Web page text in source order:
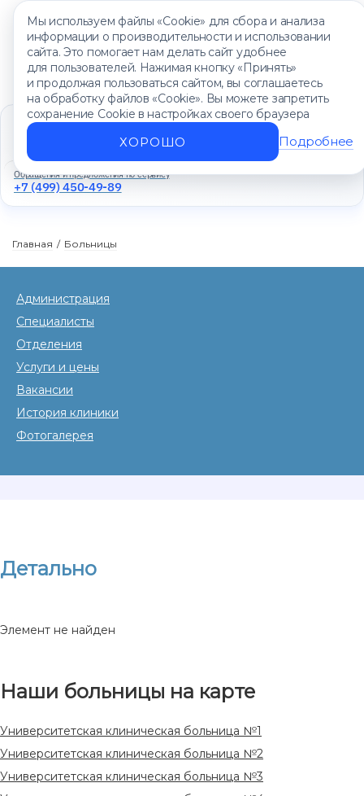
Мы используем файлы «Cookie» для сбора и анализа
информации о производительности и использовании
сайта. Это помогает нам делать сайт удобнее
для пользователей. Нажимая кнопку «Принять»
и продолжая пользоваться сайтом, вы соглашаетесь
на обработку файлов «Cookie». Вы можете запретить
сохранение Cookie в настройках своего браузера
ХОРОШО Подробнее
Единый контакт-центр
+7 (499) 450-88-89
Ежедневно с 8:00 до 20:00
Обращения и предложения по сервису
+7 (499) 450-49-89
Главная / Больницы
Детально
Элемент не найден
Наши больницы на карте
Университетская клиническая больница №1
Университетская клиническая больница №2
Университетская клиническая больница №3
Администрация
Специалисты
Отделения
Услуги и цены
Вакансии
История клиники
Фотогалерея